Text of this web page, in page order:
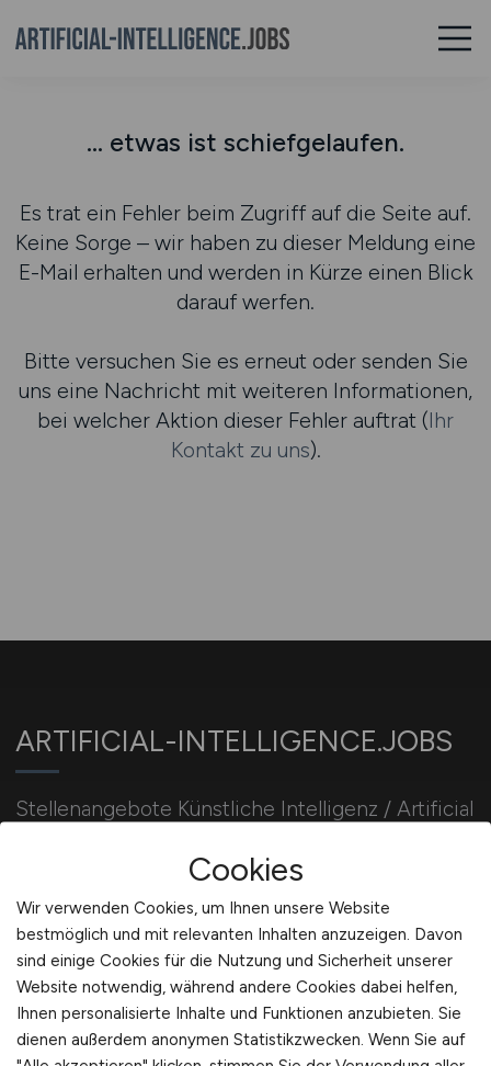
... etwas ist schiefgelaufen.
Es trat ein Fehler beim Zugriff auf die Seite auf.
Keine Sorge – wir haben zu dieser Meldung eine
E-Mail erhalten und werden in Kürze einen Blick
darauf werfen.
Bitte versuchen Sie es erneut oder senden Sie
uns eine Nachricht mit weiteren Informationen,
bei welcher Aktion dieser Fehler auftrat (Ihr
Kontakt zu uns).
ARTIFICIAL-INTELLIGENCE.JOBS
Stellenangebote Künstliche Intelligenz / Artificial
Jobbörse. KI Jobsuche.
Für Arbeitgeber
Stellenanzeigen schalten
Cookies
Wir verwenden Cookies, um Ihnen unsere Website
bestmöglich und mit relevanten Inhalten anzuzeigen. Davon
sind einige Cookies für die Nutzung und Sicherheit unserer
Website notwendig, während andere Cookies dabei helfen,
Ihnen personalisierte Inhalte und Funktionen anzubieten. Sie
dienen außerdem anonymen Statistikzwecken. Wenn Sie auf